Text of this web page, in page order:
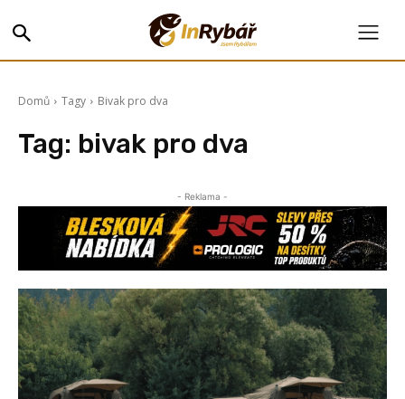
Domů Tagy Bivak pro dva
Tag: bivak pro dva
- Reklama -